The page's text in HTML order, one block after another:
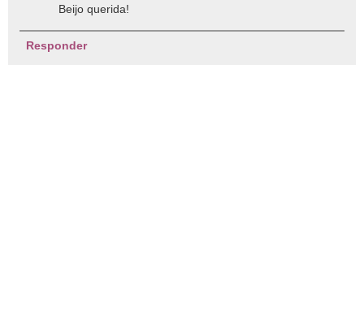
Beijo querida!
Responder